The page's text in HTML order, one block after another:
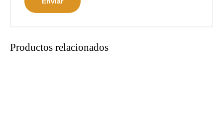
Productos relacionados